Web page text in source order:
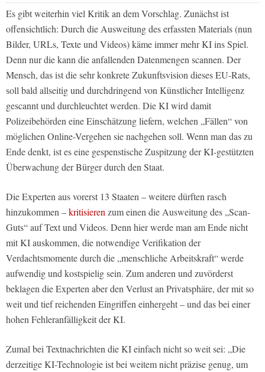
Es gibt weiterhin viel Kritik an dem Vorschlag. Zunächst ist
offensichtlich: Durch die Ausweitung des erfassten Materials (nun
Bilder, URLs, Texte und Videos) käme immer mehr KI ins Spiel.
Denn nur die kann die anfallenden Datenmengen scannen. Der
Mensch, das ist die sehr konkrete Zukunftsvision dieses EU-Rats,
soll bald allseitig und durchdringend von Künstlicher Intelligenz
gescannt und durchleuchtet werden. Die KI wird damit
Polizeibehörden eine Einschätzung liefern, welchen „Fällen“ von
möglichen Online-Vergehen sie nachgehen soll. Wenn man das zu
Ende denkt, ist es eine gespenstische Zuspitzung der KI-gestützten
Überwachung der Bürger durch den Staat.
Die Experten aus vorerst 13 Staaten – weitere dürften rasch
hinzukommen –kritisieren zum einen die Ausweitung des „Scan-
Guts“ auf Text und Videos. Denn hier werde man am Ende nicht
mit KI auskommen, die notwendige Verifikation der
Verdachtsmomente durch die „menschliche Arbeitskraft“ werde
aufwendig und kostspielig sein. Zum anderen und zuvörderst
beklagen die Experten aber den Verlust an Privatsphäre, der mit so
weit und tief reichenden Eingriffen einhergeht – und das bei einer
hohen Fehleranfälligkeit der KI.
Zumal bei Textnachrichten die KI einfach nicht so weit sei: „Die
derzeitige KI-Technologie ist bei weitem nicht präzise genug, um